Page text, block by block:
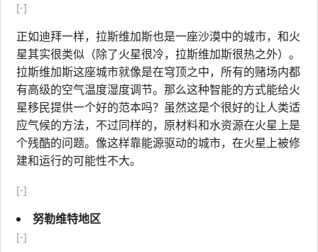
[-]
正如迪拜一样，拉斯维加斯也是一座沙漠中的城市，和火
星其实很类似（除了火星很冷，拉斯维加斯很热之外）。
拉斯维加斯这座城市就像是在穹顶之中，所有的赌场内都
有高级的空气温度湿度调节。那么这种智能的方式能给火
星移民提供一个好的范本吗？虽然这是个很好的让人类适
应气候的方法，不过同样的，原材料和水资源在火星上是
个残酷的问题。像这样靠能源驱动的城市，在火星上被修
建和运行的可能性不大。
[-]
努勒维特地区
[-]